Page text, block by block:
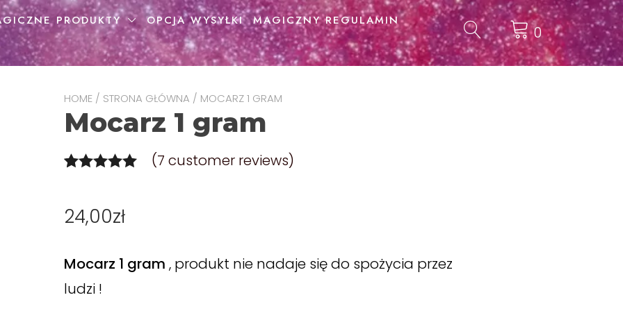
PRODUKTY OPCJA WYSYŁKI
MAGICZNY REGULAMIN
0
HOME / STRONA GŁÓWNA / MOCARZ 1 GRAM
Mocarz 1 gram
based on
ratings
(7 customer reviews)
24,00zł
Mocarz 1 gram , produkt nie nadaje się do spożycia przez
ludzi !